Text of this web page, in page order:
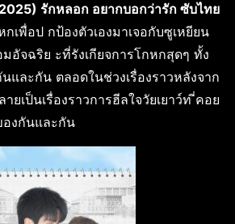
รักหลอก อยากบอกว่ารัก ซับไทย
เพื่อป กป้องตัวเองมาเจอกับซูเหยียน
อัจฉริย ะที่รังเกียจการโกหกสุดๆ ทั้ง
นและกัน ตลอดในช่วงเรื่องราวหลังจาก
ยเป็นเรื่องราวการฮีลใจวัยเยาว์ท ี่คอย
องกันและกัน